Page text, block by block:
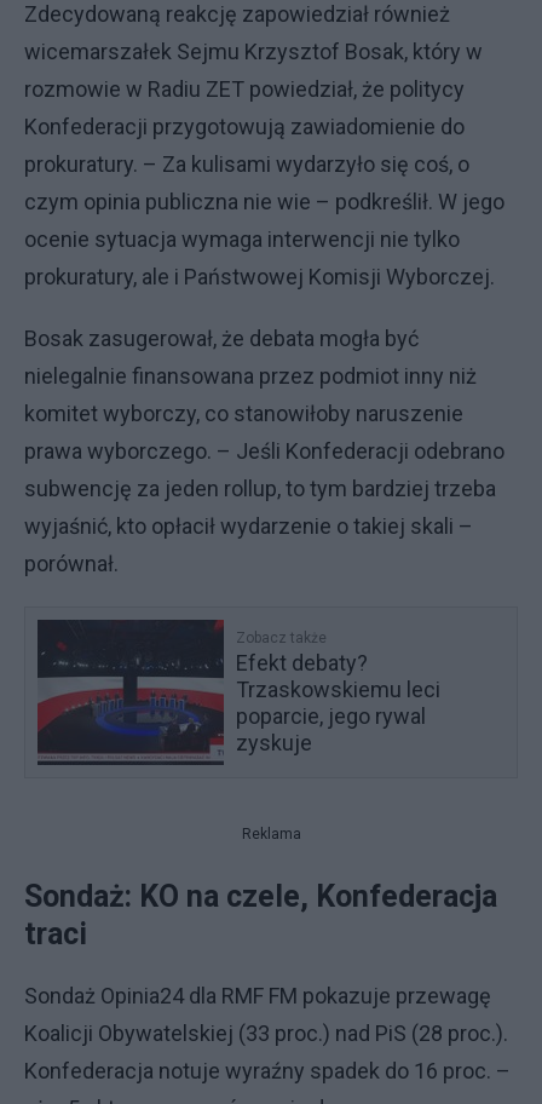
Zdecydowaną reakcję zapowiedział również
wicemarszałek Sejmu Krzysztof Bosak, który w
rozmowie w Radiu ZET powiedział, że politycy
Konfederacji przygotowują zawiadomienie do
prokuratury. – Za kulisami wydarzyło się coś, o
czym opinia publiczna nie wie – podkreślił. W jego
ocenie sytuacja wymaga interwencji nie tylko
prokuratury, ale i Państwowej Komisji Wyborczej.
Bosak zasugerował, że debata mogła być
nielegalnie finansowana przez podmiot inny niż
komitet wyborczy, co stanowiłoby naruszenie
prawa wyborczego. – Jeśli Konfederacji odebrano
subwencję za jeden rollup, to tym bardziej trzeba
wyjaśnić, kto opłacił wydarzenie o takiej skali –
porównał.
Zobacz także
Efekt debaty?
Trzaskowskiemu leci
poparcie, jego rywal
zyskuje
Reklama
Sondaż: KO na czele, Konfederacja
traci
Sondaż Opinia24 dla RMF FM pokazuje przewagę
Koalicji Obywatelskiej (33 proc.) nad PiS (28 proc.).
Konfederacja notuje wyraźny spadek do 16 proc. –